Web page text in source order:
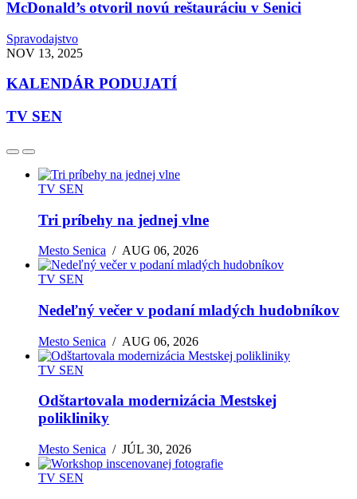
McDonald’s otvoril novú reštauráciu v Senici
Spravodajstvo
NOV 13, 2025
KALENDÁR PODUJATÍ
TV SEN
TV SEN
Tri príbehy na jednej vlne
Mesto Senica /AUG 06, 2026
TV SEN
Nedeľný večer v podaní mladých hudobníkov
Mesto Senica /AUG 06, 2026
TV SEN
Odštartovala modernizácia Mestskej
polikliniky
Mesto Senica /JÚL 30, 2026
TV SEN